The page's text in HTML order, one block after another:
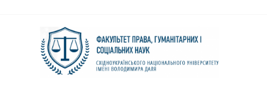
navigation